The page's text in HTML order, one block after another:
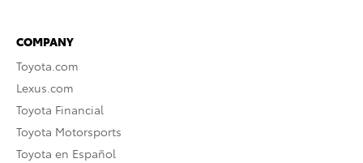
COMPANY
Toyota.com
Lexus.com
Toyota Financial
Toyota Motorsports
Toyota en Español